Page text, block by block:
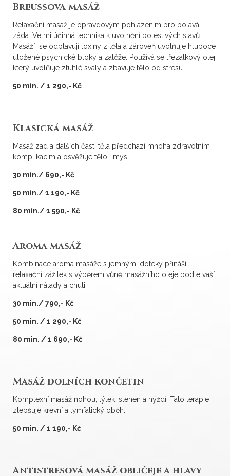
Breussova masáž
Relaxační masáž je opravdovým pohlazením pro bolavá
záda. Velmi účinná technika k uvolnění bolestivých stavů.
Masáží se odplavují toxiny z těla a zároveň uvolňuje hluboce
uložené psychické bloky a zátěže. Používá se třezalkový olej,
který uvolňuje ztuhlé svaly a zbavuje tělo od stresu.
50 min. / 1 290,- Kč
Klasická masáž
Masáž zad a dalších částí těla předchází mnoha zdravotním
komplikacím a osvěžuje tělo i mysl.
30 min./ 690,- Kč
50 min./ 1 190,- Kč
80 min./ 1 590,- Kč
Aroma masáž
Kombinace aroma masáže s jemnými doteky přináší
relaxační zážitek s výběrem vůně masážního oleje podle vaší
aktuální nálady a chuti.
30 min./ 790,- Kč
50 min. / 1 290,- Kč
80 min. / 1 690,- Kč
Masáž dolních končetin
Komplexní masáž nohou, lýtek, stehen a hýždí. Tato terapie
zlepšuje krevní a lymfatický oběh.
50 min. / 1 190,- Kč
Antistresová masáž obličeje a hlavy